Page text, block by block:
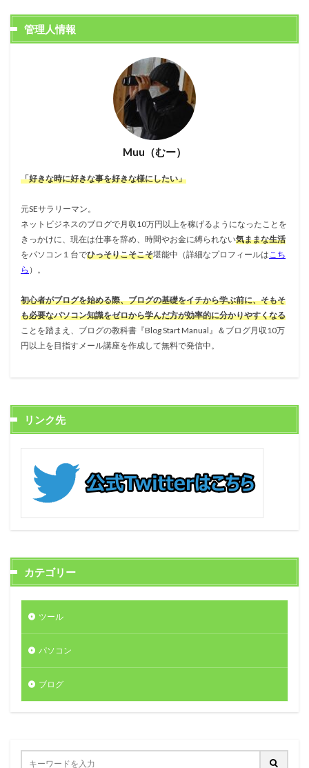
管理人情報
Muu（むー）
「好きな時に好きな事を好きな様にしたい」
元SEサラリーマン。
ネットビジネスのブログで月収10万円以上を稼げるようになったことを
きっかけに、現在は仕事を辞め、時間やお金に縛られない気ままな生活
をパソコン１台でひっそりこそこそ堪能中（詳細なプロフィールはこち
ら ）。
初心者がブログを始める際、ブログの基礎をイチから学ぶ前に、そもそ
も必要なパソコン知識をゼロから学んだ方が効率的に分かりやすくなる
ことを踏まえ、ブログの教科書『Blog Start Manual』＆ブログ月収10万
円以上を目指すメール講座を作成して無料で発信中。
リンク先
カテゴリー
ツール
パソコン
ブログ